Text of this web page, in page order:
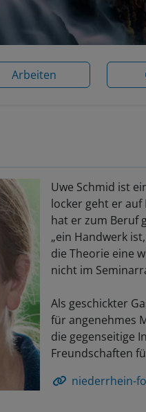
Arbeiten
Uwe Schmid ist
locker geht er auf
hat er zum Beruf
„ein Handwerk
die Theorie eine
nicht im
Als geschickter
für angenehmes
die gegenseitige
Freundschaften
niederrhein-